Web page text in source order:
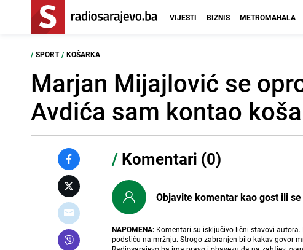
VIJESTI BIZNIS METROMAHALA
/ SPORT / KOŠARKA
Marjan Mijajlović se
Avdića sam kontao
/ Komentari (0)
Objavite komentar kao gost ili
NAPOMENA: Komentari su isključivo lični stavovi
podstiču na mržnju. Strogo zabranjen bilo kakav govor